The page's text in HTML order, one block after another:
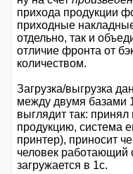
прихода продукции
приходные
отдельно, так и
отличие фронта от
количеством.
Загрузка/выгрузка
между двумя базами
выглядит так:
продукцию, система
принтер), приносит
человек работающий
загружается в 1с.